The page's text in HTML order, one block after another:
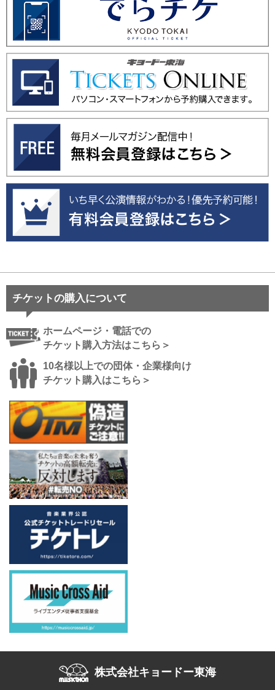
チケットの購入について
ホームページ・電話での
チケット購入方法はこちら＞
10名様以上での団体・企業様向け
チケット購入はこちら＞
株式会社キョードー東海